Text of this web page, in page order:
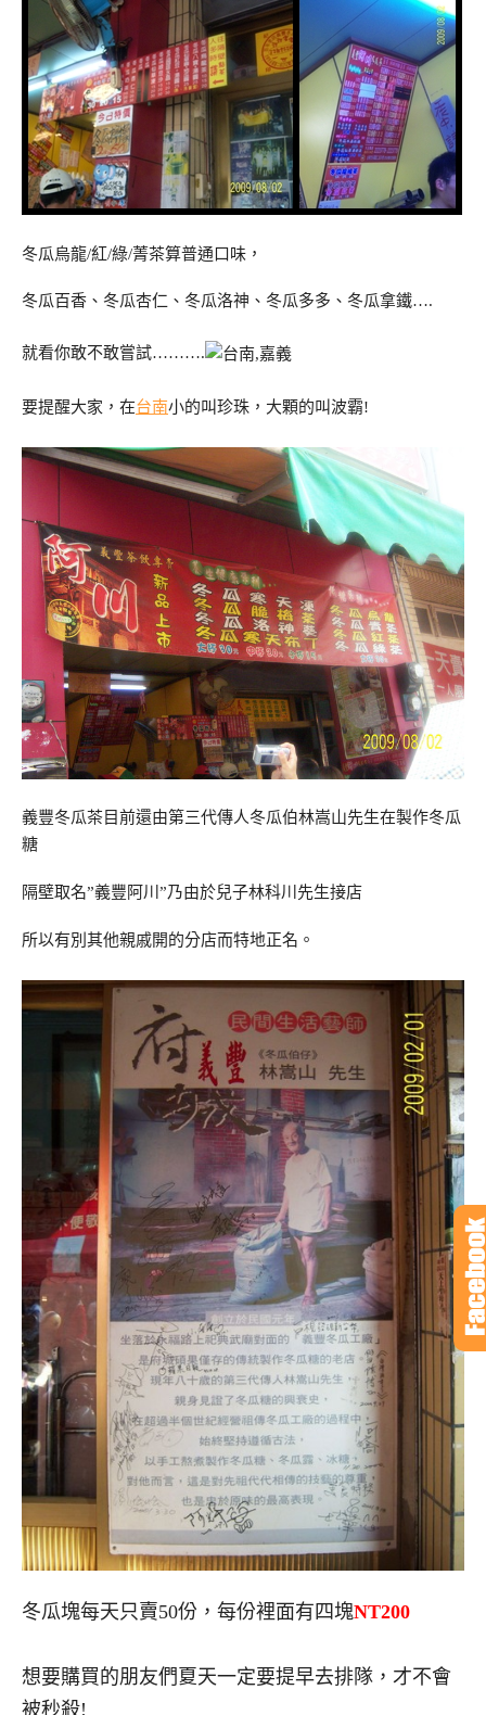
冬瓜烏龍/紅/綠/菁茶算普通口味，
冬瓜百香、冬瓜杏仁、冬瓜洛神、冬瓜多多、冬瓜拿鐵….
就看你敢不敢嘗試……….
要提醒大家，在台南小的叫珍珠，大顆的叫波霸!
義豐冬瓜茶目前還由第三代傳人冬瓜伯林嵩山先生在製作冬瓜
糖
隔壁取名”義豐阿川”乃由於兒子林科川先生接店
所以有別其他親戚開的分店而特地正名。
冬瓜塊每天只賣50份，每份裡面有四塊NT200
想要購買的朋友們夏天一定要提早去排隊，才不會
被秒殺!